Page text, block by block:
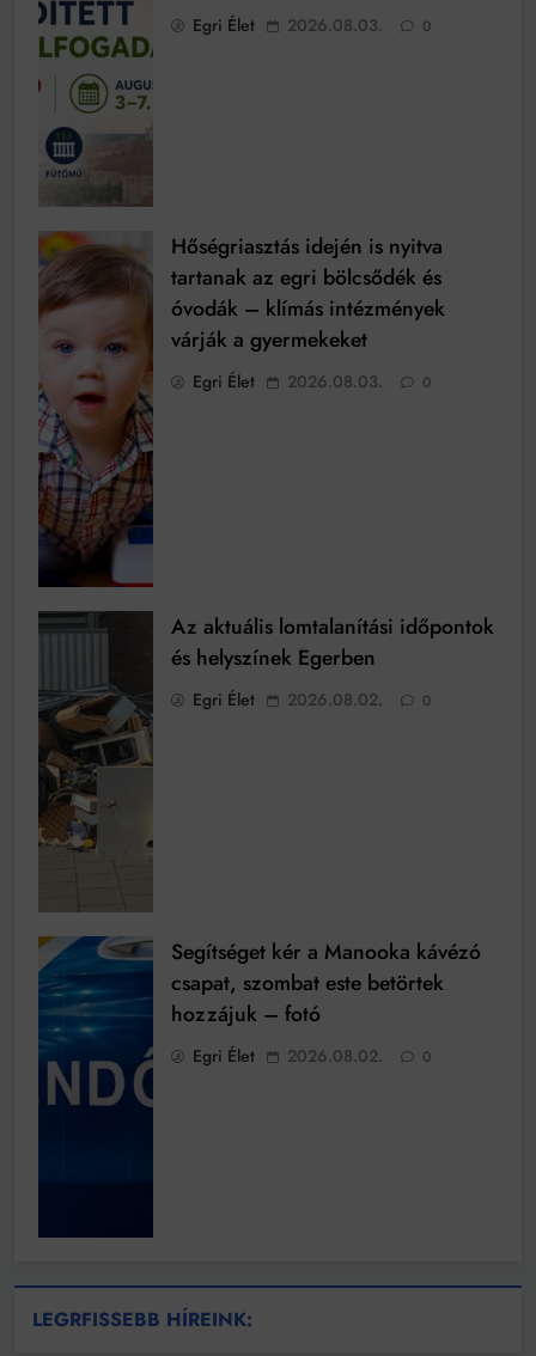
Egri Élet 2026.08.03. 0
Hőségriasztás idején is nyitva
tartanak az egri bölcsődék és
óvodák – klímás intézmények
várják a gyermekeket
Egri Élet 2026.08.03. 0
Az aktuális lomtalanítási időpontok
és helyszínek Egerben
Egri Élet 2026.08.02. 0
Segítséget kér a Manooka kávézó
csapat, szombat este betörtek
hozzájuk – fotó
Egri Élet 2026.08.02. 0
LEGRFISSEBB HÍREINK: